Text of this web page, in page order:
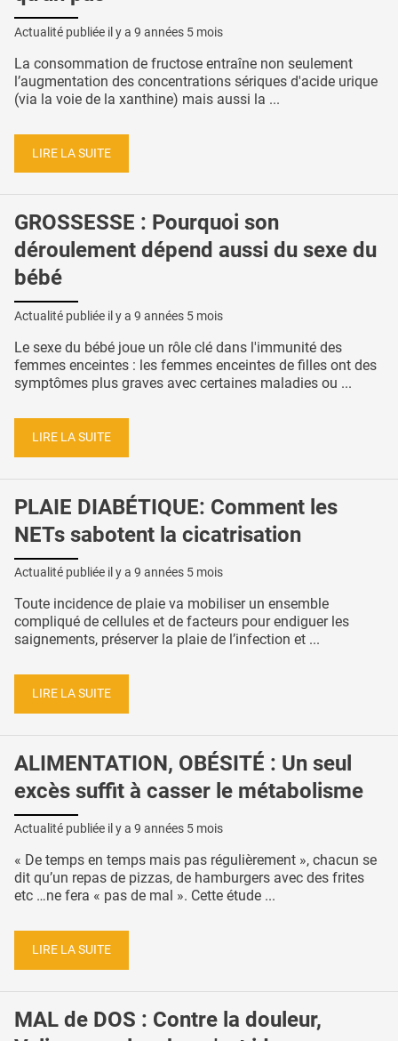
Actualité publiée il y a 9 années 5 mois
La consommation de fructose entraîne non seulement
l’augmentation des concentrations sériques d'acide urique
(via la voie de la xanthine) mais aussi la ...
LIRE LA SUITE
GROSSESSE : Pourquoi son
déroulement dépend aussi du sexe du
bébé
Actualité publiée il y a 9 années 5 mois
Le sexe du bébé joue un rôle clé dans l'immunité des
femmes enceintes : les femmes enceintes de filles ont des
symptômes plus graves avec certaines maladies ou ...
LIRE LA SUITE
PLAIE DIABÉTIQUE: Comment les
NETs sabotent la cicatrisation
Actualité publiée il y a 9 années 5 mois
Toute incidence de plaie va mobiliser un ensemble
compliqué de cellules et de facteurs pour endiguer les
saignements, préserver la plaie de l’infection et ...
LIRE LA SUITE
ALIMENTATION, OBÉSITÉ : Un seul
excès suffit à casser le métabolisme
Actualité publiée il y a 9 années 5 mois
« De temps en temps mais pas régulièrement », chacun se
dit qu’un repas de pizzas, de hamburgers avec des frites
etc …ne fera « pas de mal ». Cette étude ...
LIRE LA SUITE
MAL de DOS : Contre la douleur,